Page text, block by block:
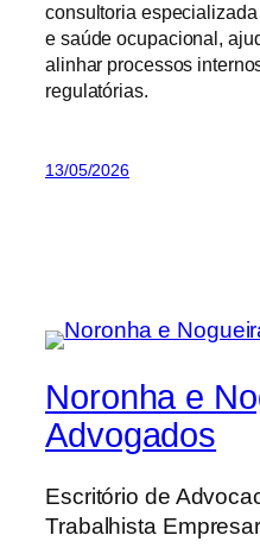
consultoria
e saúde ocupacional,
alinhar processos
regulatórias.
13/05/2026
Noronha e
Advogados
Escritório de
Trabalhista